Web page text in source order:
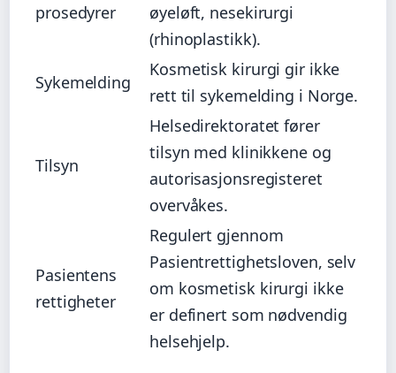
prosedyrer
øyeløft, nesekirurgi
(rhinoplastikk).
Sykemelding
Kosmetisk kirurgi gir ikke
rett til sykemelding i Norge.
Tilsyn
Helsedirektoratet fører
tilsyn med klinikkene og
autorisasjonsregisteret
overvåkes.
Pasientens
rettigheter
Regulert gjennom
Pasientrettighetsloven, selv
om kosmetisk kirurgi ikke
er definert som nødvendig
helsehjelp.